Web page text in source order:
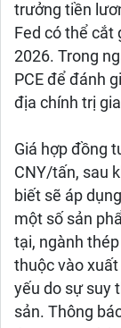
trưởng tiền
Fed có thể
2026. Trong
PCE để đánh
địa chính trị
Giá hợp đồng
CNY/tấn, sau
biết sẽ áp
một số sản
tại, ngành
thuộc vào
yếu do sự suy
sản. Thông